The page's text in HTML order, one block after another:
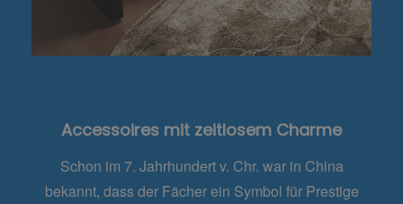
Accessoires mit zeitlosem Charme
Schon im 7. Jahrhundert v. Chr. war in China
bekannt, dass der Fächer ein Symbol für Prestige